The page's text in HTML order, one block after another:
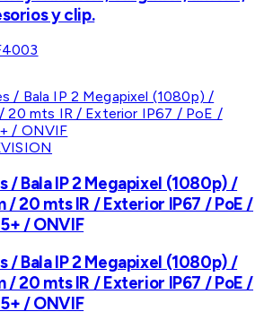
y clip.
/ Bala IP 2 Megapixel (1080p) /
/ 20 mts IR / Exterior IP67 / PoE /
/ ONVIF
/ Bala IP 2 Megapixel (1080p) /
/ 20 mts IR / Exterior IP67 / PoE /
/ ONVIF